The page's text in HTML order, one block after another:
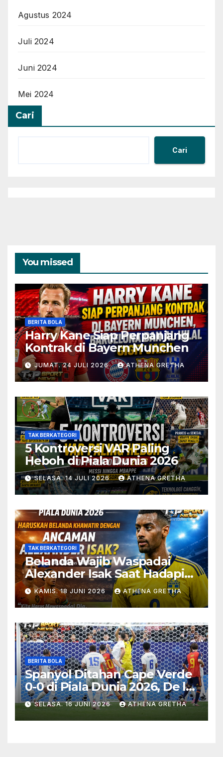
Agustus 2024
Juli 2024
Juni 2024
Mei 2024
Cari
Cari
You missed
BERITA BOLA
Harry Kane Siap Perpanjang
Kontrak di Bayern Munchen
JUMAT. 24 JULI 2026 ATHENA GRETHA
TAK BERKATEGORI
5 Kontroversi VAR Paling
Heboh di Piala Dunia 2026
SELASA. 14 JULI 2026 ATHENA GRETHA
TAK BERKATEGORI
Belanda Wajib Waspadai
Alexander Isak Saat Hadapi
Swedia
KAMIS. 18 JUNI 2026 ATHENA GRETHA
BERITA BOLA
Spanyol Ditahan Cape Verde
0-0 di Piala Dunia 2026, De la
Fuente Soroti Kurangnya
Ketajaman
SELASA. 16 JUNI 2026 ATHENA GRETHA